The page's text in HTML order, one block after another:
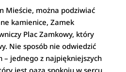
Mieście, można podziwiać
kamienice, Zamek
Plac Zamkowy, który
Nie sposób nie odwiedzić
– jednego z najpiękniejszych
jest oazą spokoju w sercu